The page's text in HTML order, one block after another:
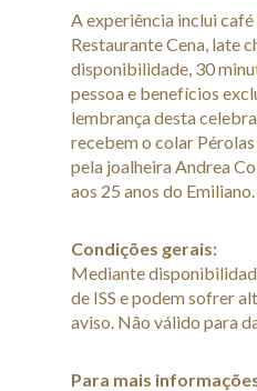
A experiência inclui café
Restaurante Cena, late
disponibilidade, 30
pessoa e benefícios
lembrança desta
recebem o colar
pela joalheira Andrea
aos 25 anos do Emiliano.
Condições gerais:
Mediante
de ISS e podem sofrer
aviso. Não válido para
Para mais